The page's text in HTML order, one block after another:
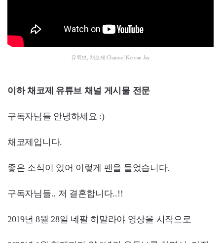
유튜브, 채코제 Channel Korean Jay
이하 채코제 유튜브 채널 게시물 전문
구독자님들 안녕하세요 :)
채코제입니다.
좋은 소식이 있어 이렇게 펜을 들었습니다.
구독자님들.. 저 결혼합니다..!!
2019년 8월 28일 네팔 히말라야 영상을 시작으로